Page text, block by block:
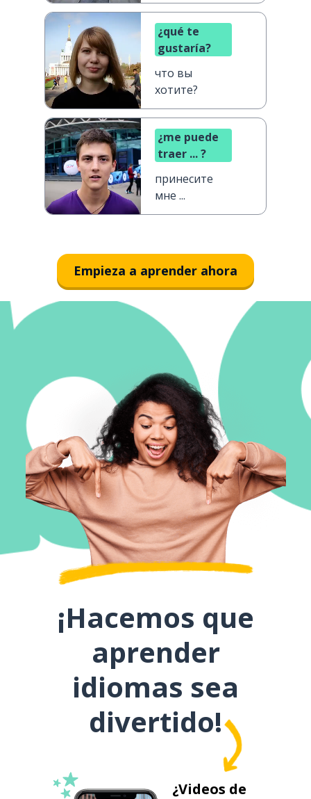
¿qué te
gustaría?
что вы
хотите?
¿me puede
traer ... ?
принесите
мне ...
Empieza a aprender ahora
¡Hacemos que
aprender
idiomas sea
divertido!
¿Videos de